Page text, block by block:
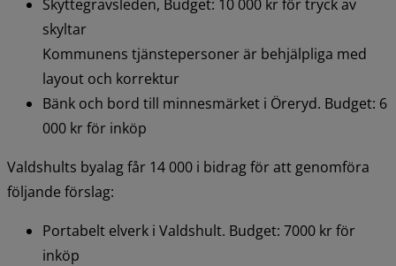
Skyttegravsleden, Budget: 10 000 kr för tryck av
skyltar
Kommunens tjänstepersoner är behjälpliga med
layout och korrektur
Bänk och bord till minnesmärket i Öreryd. Budget: 6
000 kr för inköp
Valdshults byalag får 14 000 i bidrag för att genomföra
följande förslag:
Portabelt elverk i Valdshult. Budget: 7000 kr för
inköp